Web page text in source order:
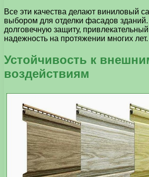
Все эти качества делают виниловый
выбором для отделки фасадов
долговечную защиту,
надежность на протяжении многих лет.
Устойчивость к
воздействиям